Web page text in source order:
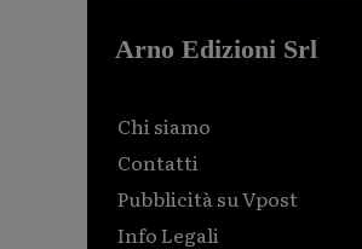
Arno Edizioni Srl
Chi siamo
Contatti
Pubblicità su Vpost
Info Legali